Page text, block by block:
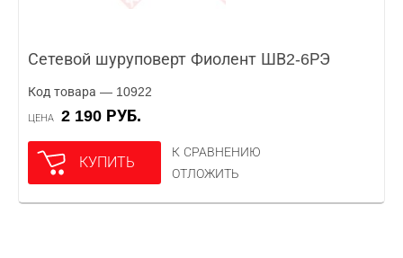
Сетевой шуруповерт Фиолент ШВ2-6РЭ
Код товара — 10922
ЦЕНА 2 190 РУБ.
КУПИТЬ
К СРАВНЕНИЮ
ОТЛОЖИТЬ